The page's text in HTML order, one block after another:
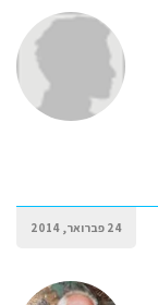
24 פברואר, 2014